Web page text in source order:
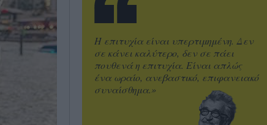
Η επιτυχία είναι υπερτιμημένη. Δεν
σε κάνει καλύτερο, δεν σε πάει
πουθενά η επιτυχία. Είναι απλώς
ένα ωραίο, ανεβαστικό, επιφανειακό
συναίσθημα.»